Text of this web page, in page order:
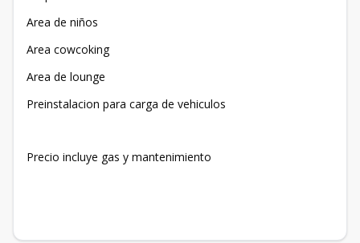
Area de niños
Area cowcoking
Area de lounge
Preinstalacion para carga de vehiculos
Precio incluye gas y mantenimiento